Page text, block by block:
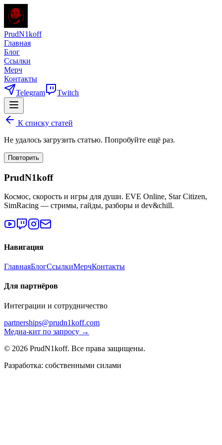
PrudN1koff
Главная
Блог
Ссылки
Мерч
Контакты
Telegram
Twitch
К списку статей
Не удалось загрузить статью. Попробуйте ещё раз.
Повторить
PrudN1koff
Космос, скорость и игры для души. EVE Online, Star Citizen,
SimRacing — стримы, гайды, разборы и dev&chill.
Навигация
ГлавнаяБлогСсылкиМерчКонтакты
Для партнёров
Интеграции и сотрудничество
partnerships@prudn1koff.com
Медиа-кит по запросу →
© 2026 PrudN1koff. Все права защищены.
Разработка: собственными силами